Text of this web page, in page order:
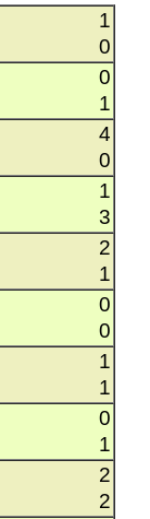
1
0
0
1
4
0
1
3
2
1
0
0
1
1
0
1
2
2